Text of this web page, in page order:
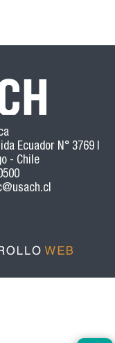
Ecuador N° 3769 |
- Chile